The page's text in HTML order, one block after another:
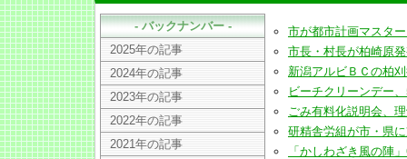
市が都市計画マスタ
市長・村長が柏崎原
新潟アルビＢＣの柏
ビーチクリーンデー
ごみ有料化説明会、
研精舎労組が市・県
「かしわざき風の陣
- バックナンバー -
2025年の記事
2024年の記事
2023年の記事
2022年の記事
2021年の記事